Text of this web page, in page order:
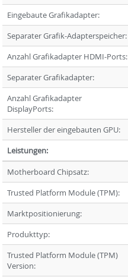
Eingebaute Grafikadapter:
Separater Grafik-Adapterspeicher:
Anzahl Grafikadapter HDMI-Ports:
Separater Grafikadapter:
Anzahl Grafikadapter
DisplayPorts:
Hersteller der eingebauten GPU:
Leistungen:
Motherboard Chipsatz:
Trusted Platform Module (TPM):
Marktpositionierung:
Produkttyp:
Trusted Platform Module (TPM)
Version: